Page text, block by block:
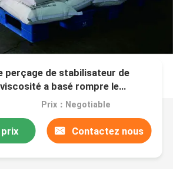
perçage de stabilisateur de
a basé rompre le
de viscosité
Prix：Negotiable
Contactez nous